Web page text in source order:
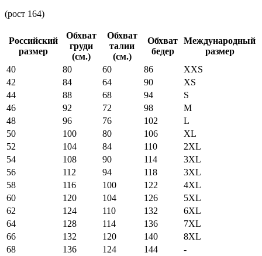
(рост 164)
Российский
размер
Обхват
груди
(см.)
Обхват
талии
(см.)
Обхват
бедер
Международный
размер
40
80 60 86
XXS
42
84 64 90
XS
44
88 68 94
S
46
92 72 98
M
48
96 76 102
L
50
100 80 106
XL
52
104 84 110
2XL
54
108 90 114
3XL
56
112 94 118
3XL
58
116 100 122
4XL
60
120 104 126
5XL
62
124 110 132
6XL
64
128 114 136
7XL
66
132 120 140
8XL
68
136 124 144
-